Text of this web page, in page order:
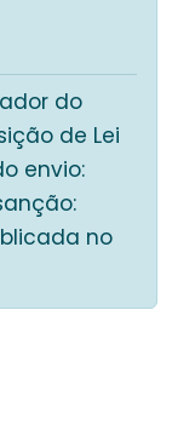
do
de Lei
envio:
no